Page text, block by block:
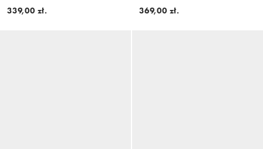
plecami w kolorze lemon
339,00 zł.
szalikiem w niebieskoszarym
369,00 zł.